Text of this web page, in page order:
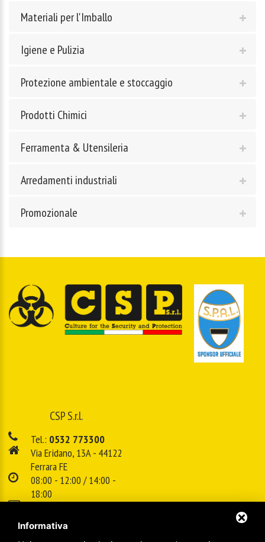
Materiali per l'Imballo
Igiene e Pulizia
Protezione ambientale e stoccaggio
Prodotti Chimici
Ferramenta & Utensileria
Arredamenti industriali
Promozionale
CSP S.r.l.
Tel.: 0532 773300
Via Eridano, 13A - 44122
Ferrara FE
08:00 - 12:00 / 14:00 -
18:00
info@cspsrl.biz
Informativa